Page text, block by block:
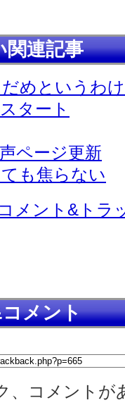
関連記事
めというわ
タート
ページ更新
も焦らない
コメント&トラ
メント
、コメントが